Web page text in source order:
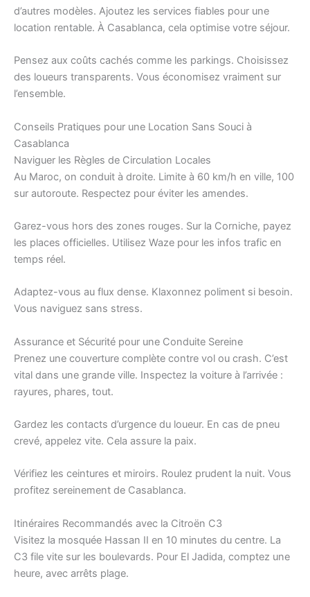
d’autres modèles. Ajoutez les services fiables pour une
location rentable. À Casablanca, cela optimise votre séjour.
Pensez aux coûts cachés comme les parkings. Choisissez
des loueurs transparents. Vous économisez vraiment sur
l’ensemble.
Conseils Pratiques pour une Location Sans Souci à
Casablanca
Naviguer les Règles de Circulation Locales
Au Maroc, on conduit à droite. Limite à 60 km/h en ville, 100
sur autoroute. Respectez pour éviter les amendes.
Garez-vous hors des zones rouges. Sur la Corniche, payez
les places officielles. Utilisez Waze pour les infos trafic en
temps réel.
Adaptez-vous au flux dense. Klaxonnez poliment si besoin.
Vous naviguez sans stress.
Assurance et Sécurité pour une Conduite Sereine
Prenez une couverture complète contre vol ou crash. C’est
vital dans une grande ville. Inspectez la voiture à l’arrivée :
rayures, phares, tout.
Gardez les contacts d’urgence du loueur. En cas de pneu
crevé, appelez vite. Cela assure la paix.
Vérifiez les ceintures et miroirs. Roulez prudent la nuit. Vous
profitez sereinement de Casablanca.
Itinéraires Recommandés avec la Citroën C3
Visitez la mosquée Hassan II en 10 minutes du centre. La
C3 file vite sur les boulevards. Pour El Jadida, comptez une
heure, avec arrêts plage.